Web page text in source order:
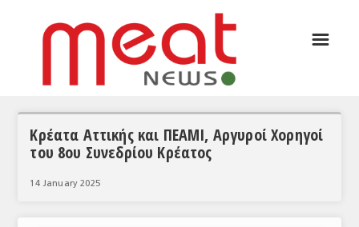
ΣΥΝΕΝΤΕΥΞΕΙΣ
ΘΕΜΑΤΑ
☰
Κρέατα Αττικής και ΠΕΑΜΙ, Αργυροί Χορηγοί
του 8ου Συνεδρίου Κρέατος
14 January 2025